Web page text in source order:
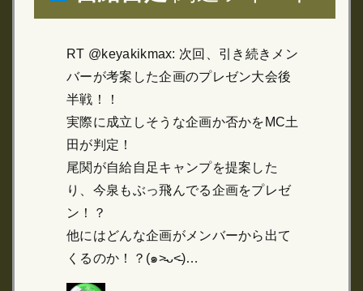
RT @keyakikmax: 次回、引き続きメン
バーが考案した企画のプレゼン大会後
半戦！！
実際に成立しそうな企画か否かをMC土
田が判定！
尾関が自給自足キャンプを提案した
り、今泉もぶっ飛んでる企画をプレゼ
ン！？
他にはどんな企画がメンバーから出て
くるのか！？(๑˃̵ᴗ˂̵)…